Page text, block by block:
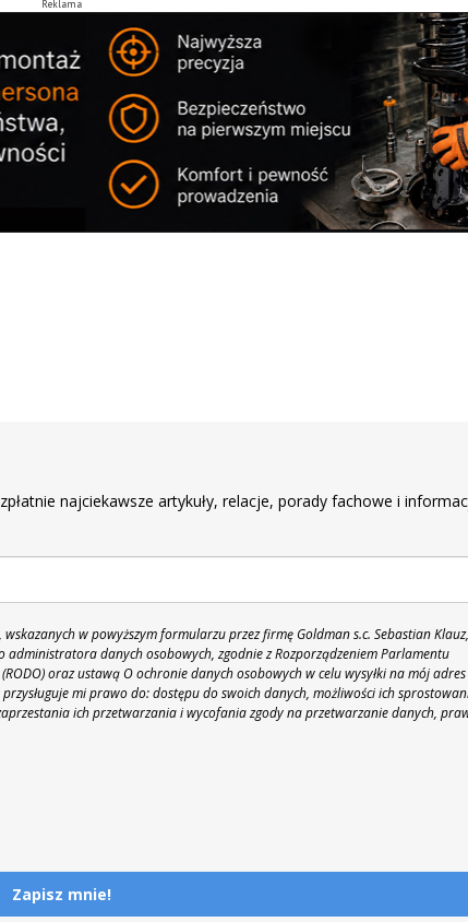
Reklama
najciekawsze artykuły, relacje, porady fachowe i
w powyższym formularzu przez firmę Goldman s.c. Sebastian
administratora danych osobowych, zgodnie z Rozporządzeniem Parlamentu
oraz ustawą O ochronie danych osobowych w celu wysyłki na mój
mi prawo do: dostępu do swoich danych, możliwości ich
ich przetwarzania i wycofania zgody na przetwarzanie danych,
Zapisz mnie!